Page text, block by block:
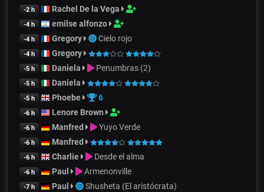
-2 h Rachel De la Vega
-4 h emilse alfonzo
-4 h Gregory Cielo rojo
-4 h Gregory
-5 h Daniela Penumbras (2)
-5 h Daniela
-5 h Phoebe 6
-6 h Lenore Brown
-6 h Manfred Yuyo Verde
-6 h Manfred
-6 h Charlie Desde el alma
-6 h Paul Armenonville
-7 h Paul Shusheta (El aristócrata)